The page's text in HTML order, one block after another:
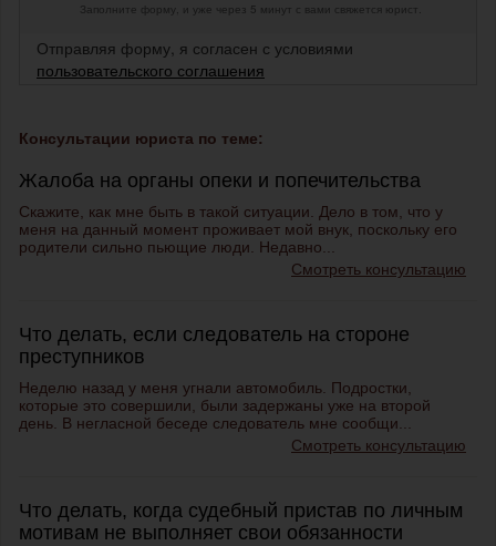
Заполните форму, и уже через 5 минут с вами свяжется юрист.
Отправляя форму, я согласен с условиями
пользовательского соглашения
Консультации юриста по теме:
Жалоба на органы опеки и попечительства
Скажите, как мне быть в такой ситуации. Дело в том, что у
меня на данный момент проживает мой внук, поскольку его
родители сильно пьющие люди. Недавно...
Смотреть консультацию
Что делать, если следователь на стороне
преступников
Неделю назад у меня угнали автомобиль. Подростки,
которые это совершили, были задержаны уже на второй
день. В негласной беседе следователь мне сообщи...
Смотреть консультацию
Что делать, когда судебный пристав по личным
мотивам не выполняет свои обязанности